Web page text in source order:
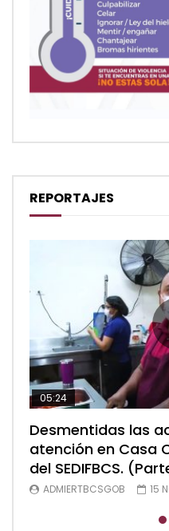
REPORTAJES
05:24
Desmentidas las
atención en Casa
del SEDIFBCS.
ADMIERTBCSGOB 15
04:28
Desmentidas las
atención en Casa
del SEDIFBCS.
ADMIERTBCSGOB 15
05:48
Desmentidas las
atención en Casa
del SEDIFBCS
ADMIERTBCSGOB 15